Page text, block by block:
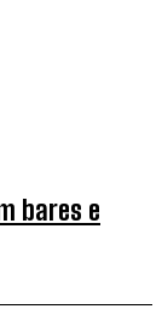
bares e